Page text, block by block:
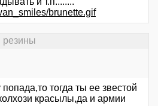
brunette.gif
резины
тогда ты ее звестой
красылы,да и армии